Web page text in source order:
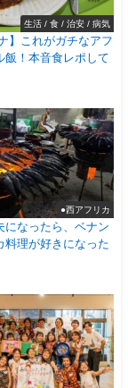
生活 / 食 / 治安 / 病気
】これがガチなアフ
飯！本音食レポして
●西アフリカ
になったら、ベナン
料理が好きになった